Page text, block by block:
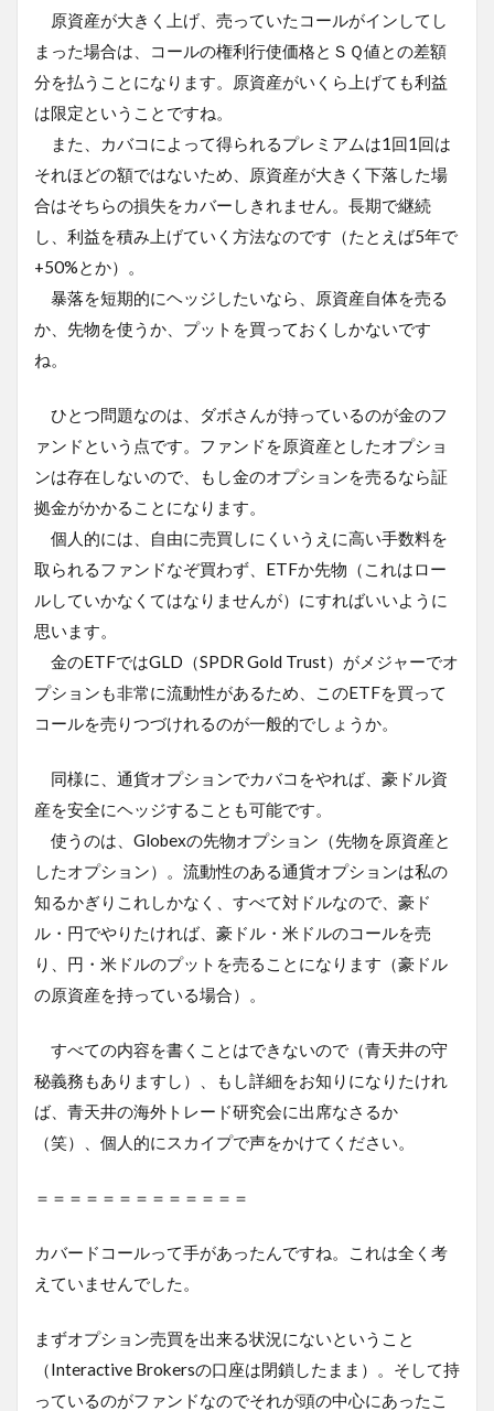
原資産が大きく上げ、売っていたコールがインしてし
まった場合は、コールの権利行使価格とＳＱ値との差額
分を払うことになります。原資産がいくら上げても利益
は限定ということですね。
また、カバコによって得られるプレミアムは1回1回は
それほどの額ではないため、原資産が大きく下落した場
合はそちらの損失をカバーしきれません。長期で継続
し、利益を積み上げていく方法なのです（たとえば5年で
+50%とか）。
暴落を短期的にヘッジしたいなら、原資産自体を売る
か、先物を使うか、プットを買っておくしかないです
ね。
ひとつ問題なのは、ダボさんが持っているのが金のフ
ァンドという点です。ファンドを原資産としたオプショ
ンは存在しないので、もし金のオプションを売るなら証
拠金がかかることになります。
個人的には、自由に売買しにくいうえに高い手数料を
取られるファンドなぞ買わず、ETFか先物（これはロー
ルしていかなくてはなりませんが）にすればいいように
思います。
金のETFではGLD（SPDR Gold Trust）がメジャーでオ
プションも非常に流動性があるため、このETFを買って
コールを売りつづけれるのが一般的でしょうか。
同様に、通貨オプションでカバコをやれば、豪ドル資
産を安全にヘッジすることも可能です。
使うのは、Globexの先物オプション（先物を原資産と
したオプション）。流動性のある通貨オプションは私の
知るかぎりこれしかなく、すべて対ドルなので、豪ド
ル・円でやりたければ、豪ドル・米ドルのコールを売
り、円・米ドルのプットを売ることになります（豪ドル
の原資産を持っている場合）。
すべての内容を書くことはできないので（青天井の守
秘義務もありますし）、もし詳細をお知りになりたけれ
ば、青天井の海外トレード研究会に出席なさるか
（笑）、個人的にスカイプで声をかけてください。
＝＝＝＝＝＝＝＝＝＝＝＝＝
カバードコールって手があったんですね。これは全く考
えていませんでした。
まずオプション売買を出来る状況にないということ
（Interactive Brokersの口座は閉鎖したまま）。そして持
っているのがファンドなのでそれが頭の中心にあったこ